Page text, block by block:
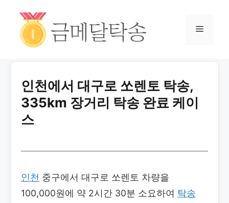
인천에서 대구로 쏘렌토 탁송,
335km 장거리 탁송 완료 케이
스
인천 중구에서 대구로 쏘렌토 차량을
100,000원에 약 2시간 30분 소요하여 탁송